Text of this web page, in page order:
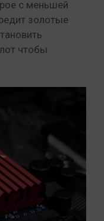
с меньшей
золотые
чтобы